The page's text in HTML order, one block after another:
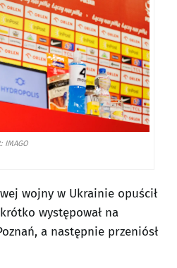
IMAGO
wojny w Ukrainie opuścił
występował na
a następnie przeniósł